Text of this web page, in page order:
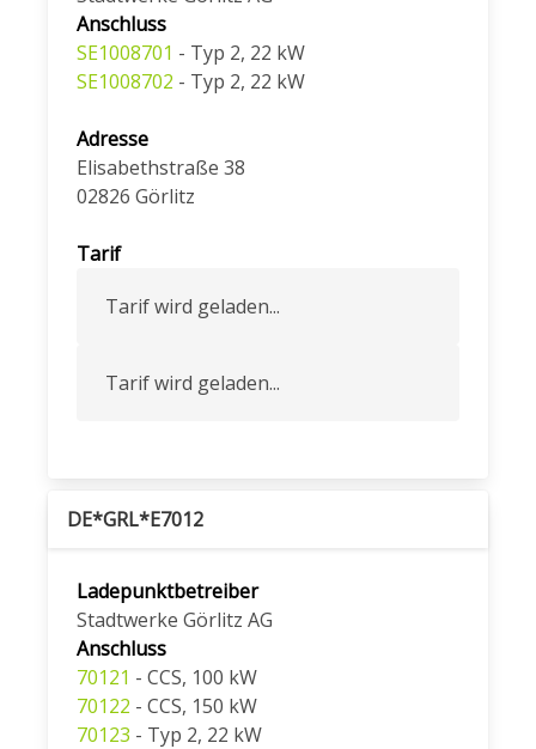
Anschluss
SE1008701 - Typ 2, 22 kW
SE1008702 - Typ 2, 22 kW
Adresse
Elisabethstraße 38
02826 Görlitz
Tarif
Tarif wird geladen...
Tarif wird geladen...
DE*GRL*E7012
Ladepunktbetreiber
Stadtwerke Görlitz AG
Anschluss
70121 - CCS, 100 kW
70122 - CCS, 150 kW
70123 - Typ 2, 22 kW